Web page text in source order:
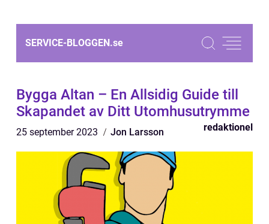
SERVICE-BLOGGEN.se
Bygga Altan – En Allsidig Guide till
Skapandet av Ditt Utomhusutrymme
25 september 2023 Jon Larsson redaktionel